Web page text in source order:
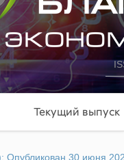
Текущий выпуск
Опубликован 30 июня